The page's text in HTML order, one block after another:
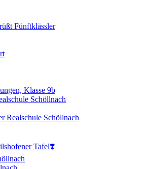
Fünftklässler
Klasse 9b
Schöllnach
Realschule Schöllnach
Tafel❣️